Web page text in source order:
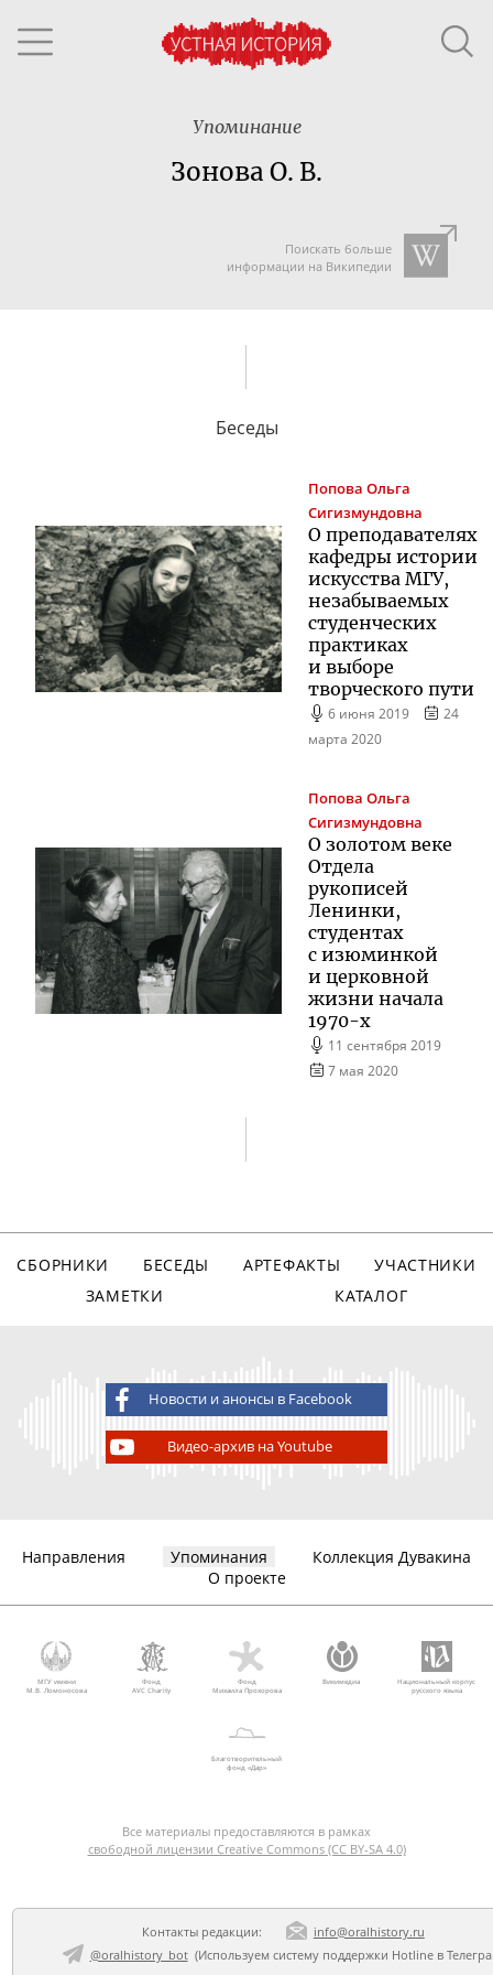
Упоминание
Зонова О. В.
Поискать больше
информации на Википедии
Беседы
Попова Ольга
Сигизмундовна
О преподавателях
кафедры истории
искусства МГУ,
незабываемых
студенческих
практиках
и выборе
творческого пути
6 июня 2019
24
марта 2020
Попова Ольга
Сигизмундовна
О золотом веке
Отдела
рукописей
Ленинки,
студентах
с изюминкой
и церковной
жизни начала
1970-х
11 сентября 2019
7 мая 2020
СБОРНИКИ БЕСЕДЫ АРТЕФАКТЫ
УЧАСТНИКИ
ЗАМЕТКИ
КАТАЛОГ
Новости и анонсы в Facebook
Видео-архив на Youtube
Направления Упоминания
Коллекция Дувакина
О проекте
МГУ имени
М.В. Ломоносова
Фонд
AVC Charity
Фонд
Михаила Прохорова
Викимедиа
Национальный корпус
русского языка
Благотворительный
фонд «Дар»
Все материалы предоставляются в рамках
свободной лицензии Creative Commons (CC BY-SA 4.0)
Контакты редакции:
info@oralhistory.ru
@oralhistory_bot(Используем систему поддержки Hotline в